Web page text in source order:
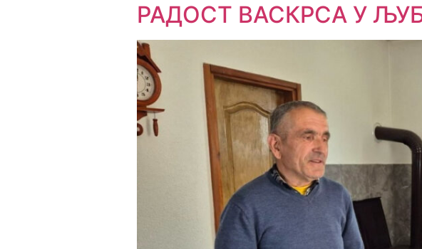
РАДОСТ ВАСКРСА У